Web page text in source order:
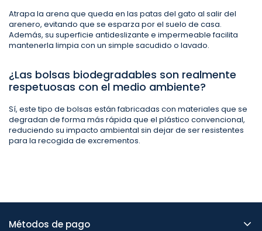
Atrapa la arena que queda en las patas del gato al salir del
arenero, evitando que se esparza por el suelo de casa.
Además, su superficie antideslizante e impermeable facilita
mantenerla limpia con un simple sacudido o lavado.
¿Las bolsas biodegradables son realmente
respetuosas con el medio ambiente?
Sí, este tipo de bolsas están fabricadas con materiales que se
degradan de forma más rápida que el plástico convencional,
reduciendo su impacto ambiental sin dejar de ser resistentes
para la recogida de excrementos.
Métodos de pago